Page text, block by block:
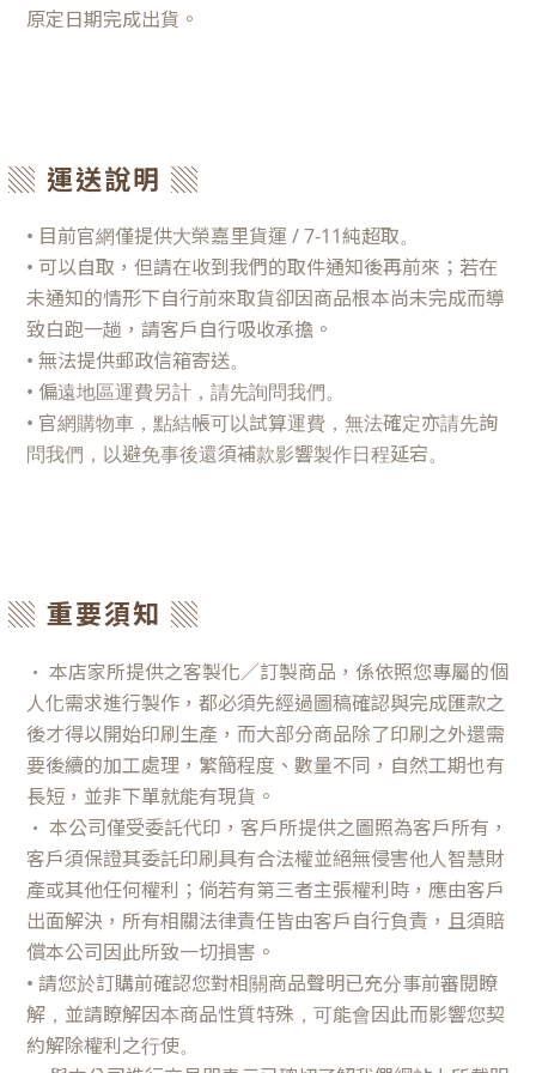
原定日期完成出貨。
▒ 運送說明 ▒
• 目前官網僅提供大榮嘉里貨運 / 7-11純超取。
• 可以自取，但請在收到我們的取件通知後再前來；若在
未通知的情形下自行前來取貨卻因商品根本尚未完成而導
致白跑一趟，請客戶自行吸收承擔。
• 無法提供郵政信箱寄送。
• 偏遠地區運費另計，請先詢問我們。
• 官網購物車，點結帳可以試算運費，無法確定亦請先詢
問我們，以避免事後還須補款影響製作日程延宕。
▒ 重要須知 ▒
• 本店家所提供之客製化／訂製商品，係依照您專屬的個
人化需求進行製作，都必須先經過圖稿確認與完成匯款之
後才得以開始印刷生產，而大部分商品除了印刷之外還需
要後續的加工處理，繁簡程度、數量不同，自然工期也有
長短，並非下單就能有現貨。
• 本公司僅受委託代印，客戶所提供之圖照為客戶所有，
客戶須保證其委託印刷具有合法權並絕無侵害他人智慧財
產或其他任何權利；倘若有第三者主張權利時，應由客戶
出面解決，所有相關法律責任皆由客戶自行負責，且須賠
償本公司因此所致一切損害。
• 請您於訂購前確認您對相關商品聲明已充分事前審閱瞭
解，並請瞭解因本商品性質特殊，可能會因此而影響您契
約解除權利之行使。